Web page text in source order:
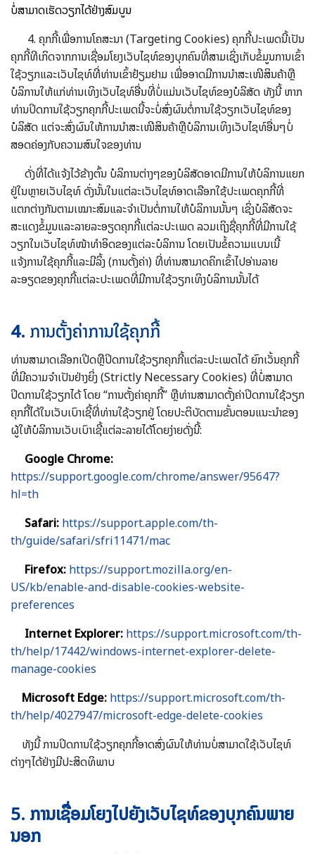
Search
for:
ບໍ່ສາມາດເຮັດວຽກໄດ້ຢ່າງສົມບູນ
4. ຄຸກກີ້ເພື່ອການໂຄສະນາ (Targeting Cookies) ຄຸກກີ້ປະເພດນີ້ເປັນ
ຄຸກກີ້ທີເກິດຈາກການເຊື່ອມໂຍງເວັບໄຊທ໌ຂອງບຸກຄົນທີ່ສາມເຊິ່ງເກັບຂໍ້ມູນການເຂົ້າ
ໃຊ້ວຽກແລະເວັບໄຊທ໌ທີ່ທ່ານເຂົ້າຢ້ຽມຢາມ ເພື່ອອາດມີການນຳສະເໜີສິນຄ້າຫຼື
ບໍລິການໃຫ້ແກ່ທ່ານເທິງເວັບໄຊທ໌ອື່ນທີ່ບໍ່ແມ່ນເວັບໄຊທ໌ຂອງບໍລິສັດ ທັງນີ້ ຫາກ
ທ່ານປິດການໃຊ້ວຽກຄຸກກີ້ປະເພດນີ້ຈະບໍ່ສົ່ງຜົນຕໍ່ການໃຊ້ວຽກເວັບໄຊທ໌ຂອງ
ບໍລິສັດ ແຕ່ຈະສົ່ງຜົນໃຫ້ການນຳສະເໜີສິນຄ້າຫຼືບໍລິການເທິງເວັບໄຊທ໌ອື່ນໆບໍ່
ສອດຄ່ອງກັບຄວາມສົນໃຈຂອງທ່ານ
ດັ່ງທີ່ໄດ້ແຈ້ງໄວ້ຂ້າງຕົ້ນ ບໍລິການຕ່າງໆຂອງບໍລິສັດອາດມີການໃຫ້ບໍລິການແຍກ
ຢູ່ໃນຫຼາຍເວັບໄຊທ໌ ດັ່ງນັ້ນໃນແຕ່ລະເວັບໄຊທ໌ອາດເລືອກໃຊ້ປະເພດຄຸກກີ້ທີ່
ແຕກຕ່າງກັນຕາມເໝາະສົມແລະຈຳເປັນຕໍ່ການໃຫ້ບໍລິການນັ້ນໆ ເຊິ່ງບໍລິສັດຈະ
ສະແດງຂໍ້ມູນແລະລາຍລະອຽດຄຸກກີ້ແຕ່ລະປະເພດ ລວມເຖິງຊື່ຄຸກກີ້ທີ່ມີການໃຊ້
ວຽກໃນເວັບໄຊທ໌ໜ້າທຳອິດຂອງແຕ່ລະບໍລິການ ໂດຍເປັນຂໍ້ຄວາມແບນເນີ້
ແຈ້ງການໃຊ້ຄຸກກີ້ແລະມີລິ້ງ (ການຕັ້ງຄ່າ) ທີ່ທ່ານສາມາດຄິກເຂົ້າໄປອ່ານລາຍ
ລະອຽດຂອງຄຸກກີ້ແຕ່ລະປະເພດທີ່ມີການໃຊ້ວຽກເທິງບໍລິການນັ້ນໄດ້
4. ການຕັ້ງຄ່າການໃຊ້ຄຸກກີ້
ທ່ານສາມາດເລືອກເປີດຫຼືປິດການໃຊ້ວຽກຄຸກກີ້ແຕ່ລະປະເພດໄດ້ ຍົກເວັ້ນຄຸກກີ້
ທີ່ມີຄວາມຈຳເປັນຢ່າງຍິ່ງ (Strictly Necessary Cookies) ທີ່ບໍ່ສາມາດ
ປິດການໃຊ້ວຽກໄດ້ ໂດຍ “ການຕັ້ງຄ່າຄຸກກີ້” ຫຼືທ່ານສາມາດຕັ້ງຄ່າປິດການໃຊ້ວຽກ
ຄຸກກີ້ໄດ້ໃນເວັບເບົາເຊີ້ທີ່ທ່ານໃຊ້ວຽກຢູ່ ໂດຍປະຕິບັດຕາມຂັ້ນຕອນແນະນຳຂອງ
ຜູ້ໃຫ້ບໍລິການເວັບເບົາເຊີ້ແຕ່ລະລາຍໄດ້ໂດຍງ່າຍດັ່ງນີ້:
Google Chrome:
https://support.google.com/chrome/answer/95647?
hl=th
Safari:https://support.apple.com/th-
th/guide/safari/sfri11471/mac
Firefox:https://support.mozilla.org/en-
US/kb/enable-and-disable-cookies-website-
preferences
Internet Explorer:https://support.microsoft.com/th-
th/help/17442/windows-internet-explorer-delete-
manage-cookies
Microsoft Edge:https://support.microsoft.com/th-
th/help/4027947/microsoft-edge-delete-cookies
ທັງນີ້ ການປິດການໃຊ້ວຽກຄຸກກີ້ອາດສົ່ງຜົນໃຫ້ທ່ານບໍ່ສາມາດໃຊ້ເວັບໄຊທ໌
ຕ່າງໆໄດ້ຢ່າງມີປະສິດທິພາບ
5. ການເຊື່ອມໂຍງໄປຍັງເວັບໄຊທ໌ຂອງບຸກຄົນພາຍ
ນອກ